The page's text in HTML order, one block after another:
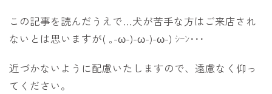
この記事を読んだうえで…犬が苦手な方はご来店され
ないとは思いますが( ｡-ω-)-ω-)-ω-) ｼｰﾝ･･･
近づかないように配慮いたしますので、遠慮なく仰っ
てください。